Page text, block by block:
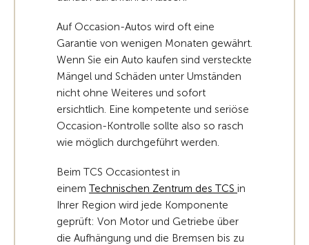
Auf Occasion-Autos wird oft eine
Garantie von wenigen Monaten gewährt.
Wenn Sie ein Auto kaufen sind versteckte
Mängel und Schäden unter Umständen
nicht ohne Weiteres und sofort
ersichtlich. Eine kompetente und seriöse
Occasion-Kontrolle sollte also so rasch
wie möglich durchgeführt werden.
Beim TCS Occasiontest in
einem Technischen Zentrum des TCS in
Ihrer Region wird jede Komponente
geprüft: Von Motor und Getriebe über
die Aufhängung und die Bremsen bis zu